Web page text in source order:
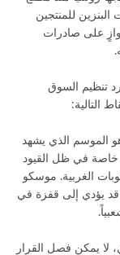
للمنتجين
حظر موازٍ على صادرات
تنظيم السوق
التالية:
الموسم الذي يشهد
خاصة في ظل القيود
الغربية. موسكو
يؤدي إلى قفزة في
لا يمكن فصل القرار